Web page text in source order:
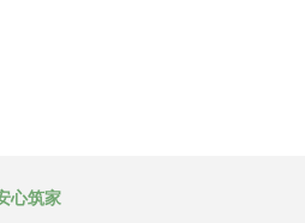
心筑家